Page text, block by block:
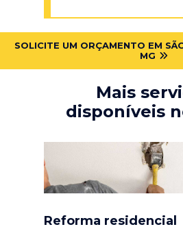
SOLICITE UM ORÇAMENTO EM
MG
Mais
disponíveis
Reforma residencial